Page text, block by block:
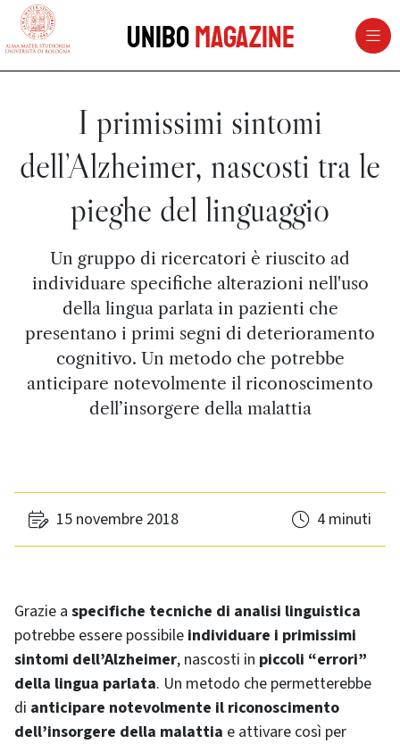
vai al contenuto della pagina
UniboMagazine
I primissimi sintomi
dell’Alzheimer, nascosti tra le
pieghe del linguaggio
Un gruppo di ricercatori è riuscito ad
individuare specifiche alterazioni nell'uso
della lingua parlata in pazienti che
presentano i primi segni di deterioramento
cognitivo. Un metodo che potrebbe
anticipare notevolmente il riconoscimento
dell’insorgere della malattia
15 novembre 2018 4 minuti
Grazie a specifiche tecniche di analisi linguistica
potrebbe essere possibile individuare i primissimi
sintomi dell’Alzheimer, nascosti in piccoli “errori”
della lingua parlata. Un metodo che permetterebbe
di anticipare notevolmente il riconoscimento
dell’insorgere della malattia e attivare così per